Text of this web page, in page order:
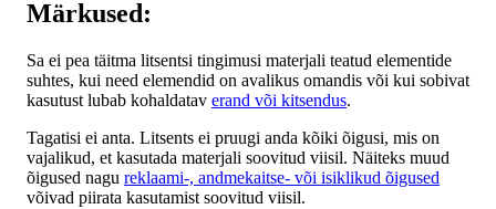
Märkused:
Sa ei pea täitma litsentsi tingimusi materjali teatud elementide
suhtes, kui need elemendid on avalikus omandis või kui sobivat
kasutust lubab kohaldatav erand või kitsendus.
Tagatisi ei anta. Litsents ei pruugi anda kõiki õigusi, mis on
vajalikud, et kasutada materjali soovitud viisil. Näiteks muud
õigused nagu reklaami-, andmekaitse- või isiklikud õigused
võivad piirata kasutamist soovitud viisil.